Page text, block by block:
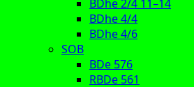
BDhe 2/4 11–14
BDhe 4/4
BDhe 4/6
SOB
BDe 576
RBDe 561